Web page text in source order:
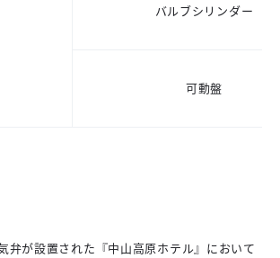
バルブシリンダー
可動盤
弁が設置された『中山高原ホテル』において